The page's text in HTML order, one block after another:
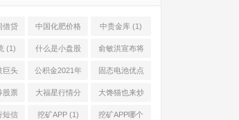
借贷 中国化肥价格
网(1)
中贵金库 (1)
(1) 什么是小盘股
(2)
俞敏洪宣布将
退休(1)
巨头 公积金2021年
起不允许提取
固态电池优点
(1)
股票 大福星行情分
析系统(1)
大馋猫也来炒
股票(1)
短信 挖矿APP(1) 挖矿APP哪个